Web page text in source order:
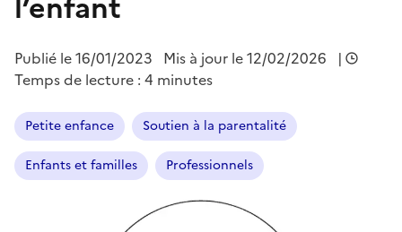
Publié le16/01/2023 Mis à jour le 12/02/2026
|
Temps de lecture : 4 minutes
Petite enfance Soutien à la parentalité
Enfants et familles Professionnels